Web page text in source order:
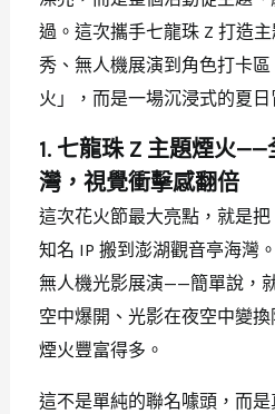
過。這次攜手七龍珠 Z 打造
秀、無人機展演到角色打卡
火」，而是一場沉浸式的夏日
1. 七龍珠 Z 主題煙火
灣，視覺衝擊感翻倍
這次花火節最大亮點，就是
知名 IP 搬到澎湖觀音亭海灣
無人機光影展演——簡單說，
空中爆開、光影在夜空中變
煙火豐富得多。
這不是單純的聯名噱頭，而